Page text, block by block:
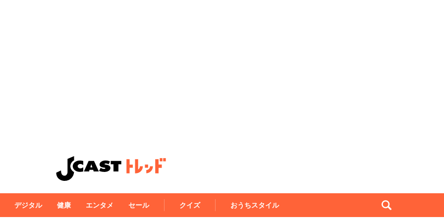
デジタル 健康 エンタメ セール クイズ おうちスタイル